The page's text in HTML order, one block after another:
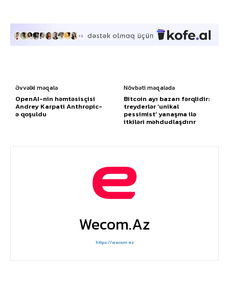
Əvvəlki məqalə
OpenAI-nin həmtəsisçisi
Andrey Karpati Anthropic-
ə qoşuldu
Növbəti məqalədə
Bitcoin ayı bazarı fərqlidir:
treyderlər ‘unikal
pessimist’ yanaşma ilə
itkiləri məhdudlaşdırır
Wecom.az
https://wecom.az